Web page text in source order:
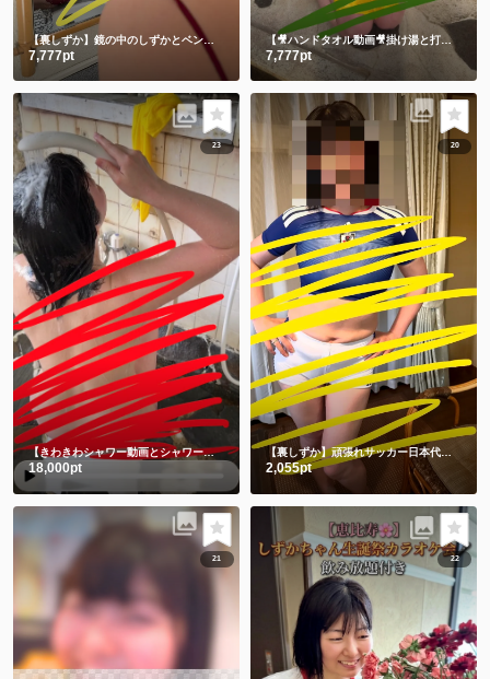
【裏しずか】鏡の中のしずかとベンチに座る生しずかどっちが好き？💕
7,777pt
【🎥ハンドタオル動画🎥掛け湯と打たせ湯】温泉に入る時は掛け湯しよ💕打たせ湯熱すぎた😂
7,777pt
23
【きわきわシャワー動画とシャワー後写真】朝シャワーでさっぱり💗
18,000pt
20
【裏しずか】頑張れサッカー日本代表！！⚽️ 応援コス📣📣📣チビユニフォーム🫣
2,055pt
21 22